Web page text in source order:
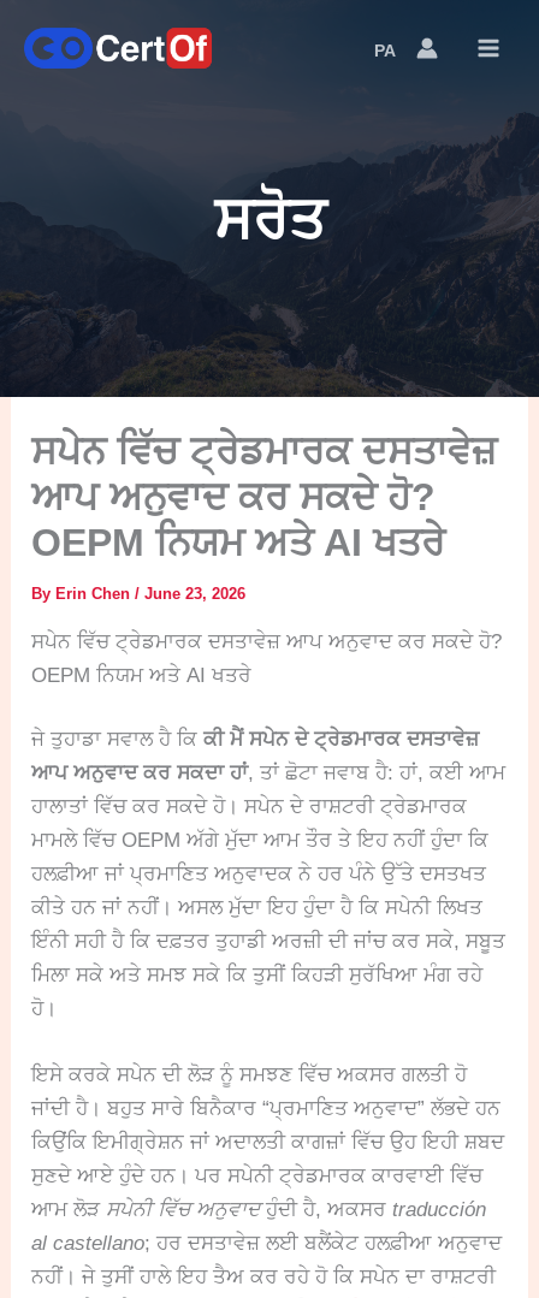
PALanguage
ਸਰੋਤ
ਸਪੇਨ ਵਿੱਚ ਟ੍ਰੇਡਮਾਰਕ ਦਸਤਾਵੇਜ਼
ਆਪ ਅਨੁਵਾਦ ਕਰ ਸਕਦੇ ਹੋ?
OEPM ਨਿਯਮ ਅਤੇ AI ਖਤਰੇ
ByErin Chen/June 23, 2026
ਸਪੇਨ ਵਿੱਚ ਟ੍ਰੇਡਮਾਰਕ ਦਸਤਾਵੇਜ਼ ਆਪ ਅਨੁਵਾਦ ਕਰ ਸਕਦੇ ਹੋ?
OEPM ਨਿਯਮ ਅਤੇ AI ਖਤਰੇ
ਜੇ ਤੁਹਾਡਾ ਸਵਾਲ ਹੈ ਕਿਕੀ ਮੈਂ ਸਪੇਨ ਦੇ ਟ੍ਰੇਡਮਾਰਕ ਦਸਤਾਵੇਜ਼
ਆਪ ਅਨੁਵਾਦ ਕਰ ਸਕਦਾ ਹਾਂ, ਤਾਂ ਛੋਟਾ ਜਵਾਬ ਹੈ: ਹਾਂ, ਕਈ ਆਮ
ਹਾਲਾਤਾਂ ਵਿੱਚ ਕਰ ਸਕਦੇ ਹੋ। ਸਪੇਨ ਦੇ ਰਾਸ਼ਟਰੀ ਟ੍ਰੇਡਮਾਰਕ
ਮਾਮਲੇ ਵਿੱਚ OEPM ਅੱਗੇ ਮੁੱਦਾ ਆਮ ਤੌਰ ਤੇ ਇਹ ਨਹੀਂ ਹੁੰਦਾ ਕਿ
ਹਲਫ਼ੀਆ ਜਾਂ ਪ੍ਰਮਾਣਿਤ ਅਨੁਵਾਦਕ ਨੇ ਹਰ ਪੰਨੇ ਉੱਤੇ ਦਸਤਖਤ
ਕੀਤੇ ਹਨ ਜਾਂ ਨਹੀਂ। ਅਸਲ ਮੁੱਦਾ ਇਹ ਹੁੰਦਾ ਹੈ ਕਿ ਸਪੇਨੀ ਲਿਖਤ
ਇੰਨੀ ਸਹੀ ਹੈ ਕਿ ਦਫ਼ਤਰ ਤੁਹਾਡੀ ਅਰਜ਼ੀ ਦੀ ਜਾਂਚ ਕਰ ਸਕੇ, ਸਬੂਤ
ਮਿਲਾ ਸਕੇ ਅਤੇ ਸਮਝ ਸਕੇ ਕਿ ਤੁਸੀਂ ਕਿਹੜੀ ਸੁਰੱਖਿਆ ਮੰਗ ਰਹੇ
ਹੋ।
ਇਸੇ ਕਰਕੇ ਸਪੇਨ ਦੀ ਲੋੜ ਨੂੰ ਸਮਝਣ ਵਿੱਚ ਅਕਸਰ ਗਲਤੀ ਹੋ
ਜਾਂਦੀ ਹੈ। ਬਹੁਤ ਸਾਰੇ ਬਿਨੈਕਾਰ “ਪ੍ਰਮਾਣਿਤ ਅਨੁਵਾਦ” ਲੱਭਦੇ ਹਨ
ਕਿਉਂਕਿ ਇਮੀਗ੍ਰੇਸ਼ਨ ਜਾਂ ਅਦਾਲਤੀ ਕਾਗਜ਼ਾਂ ਵਿੱਚ ਉਹ ਇਹੀ ਸ਼ਬਦ
ਸੁਣਦੇ ਆਏ ਹੁੰਦੇ ਹਨ। ਪਰ ਸਪੇਨੀ ਟ੍ਰੇਡਮਾਰਕ ਕਾਰਵਾਈ ਵਿੱਚ
ਆਮ ਲੋੜ ਸਪੇਨੀ ਵਿੱਚ ਅਨੁਵਾਦਹੁੰਦੀ ਹੈ, ਅਕਸਰtraducción
al castellano; ਹਰ ਦਸਤਾਵੇਜ਼ ਲਈ ਬਲੈਂਕੇਟ ਹਲਫ਼ੀਆ ਅਨੁਵਾਦ
ਨਹੀਂ। ਜੇ ਤੁਸੀਂ ਹਾਲੇ ਇਹ ਤੈਅ ਕਰ ਰਹੇ ਹੋ ਕਿ ਸਪੇਨ ਦਾ ਰਾਸ਼ਟਰੀ